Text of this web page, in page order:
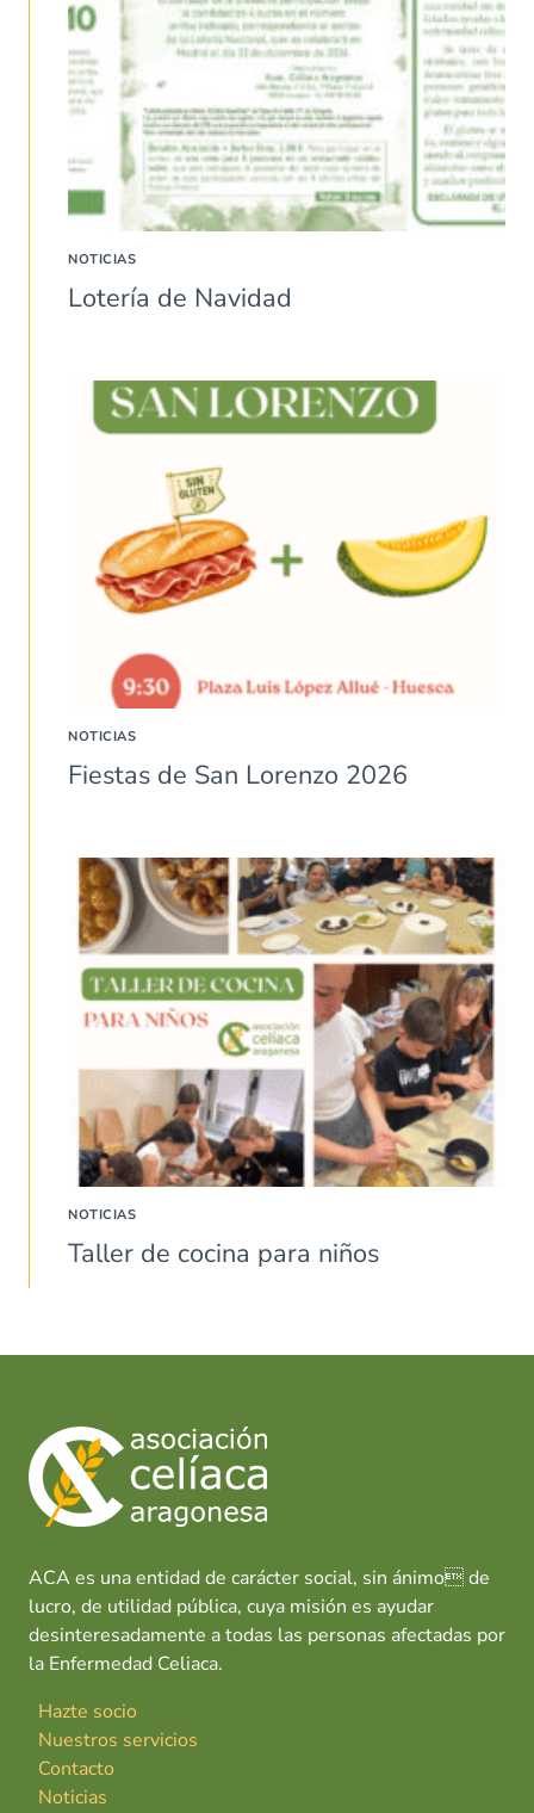
NOTICIAS
Lotería de Navidad
NOTICIAS
Fiestas de San Lorenzo 2026
NOTICIAS
Taller de cocina para niños
ACA es una entidad de carácter social, sin ánimo de
lucro, de utilidad pública, cuya misión es ayudar
desinteresadamente a todas las personas afectadas por
la Enfermedad Celiaca.
Hazte socio
Nuestros servicios
Contacto
Noticias